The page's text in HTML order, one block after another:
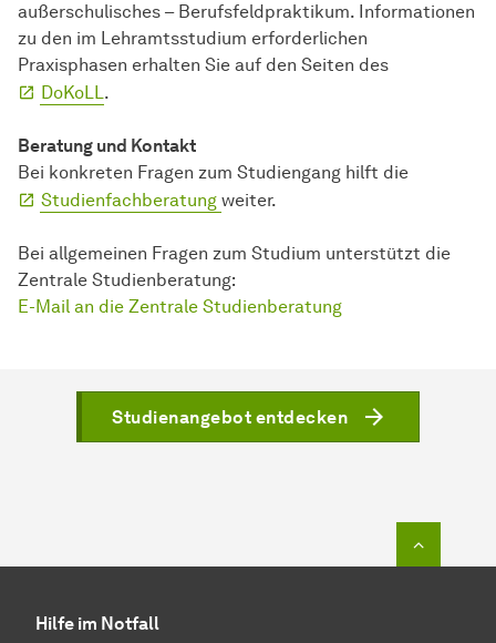
außerschulisches – Berufsfeldpraktikum. Informationen
zu den im Lehramtsstudium erforderlichen
Praxisphasen erhalten Sie auf den Seiten des
DoKoLL.
Beratung und Kontakt
Bei konkreten Fragen zum Studiengang hilft die
Studienfachberatung weiter.
Bei allgemeinen Fragen zum Studium unterstützt die
Zentrale Studienberatung:
E-Mail an die Zentrale Studienberatung
Studienangebot entdecken
Hilfe im Notfall